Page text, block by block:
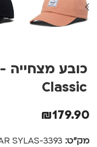
Classic
₪179.90
מק"ט: 3393-HEADWEAR SYLAS